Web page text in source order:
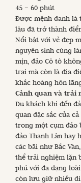
45 – 60 phút
Được mệnh danh là
lâu đã trở thành
Nổi bật với vẻ đẹp
nguyên sinh cùng
mịn, đảo Cô tô
trại mà còn là địa
khắc hoàng hôn
Cảnh quan và trải
Du khách khi đến
quan đặc sắc của
trong một cụm đảo
đảo Thanh Lân hay
các bãi như Bắc
thể trải nghiệm lặn
phú với đa dạng
còn lưu giữ nhiều